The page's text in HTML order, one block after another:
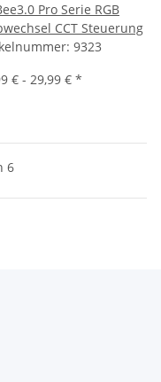
Pro Serie RGB
CCT Steuerung
9323
€ - 29,99 € *
6